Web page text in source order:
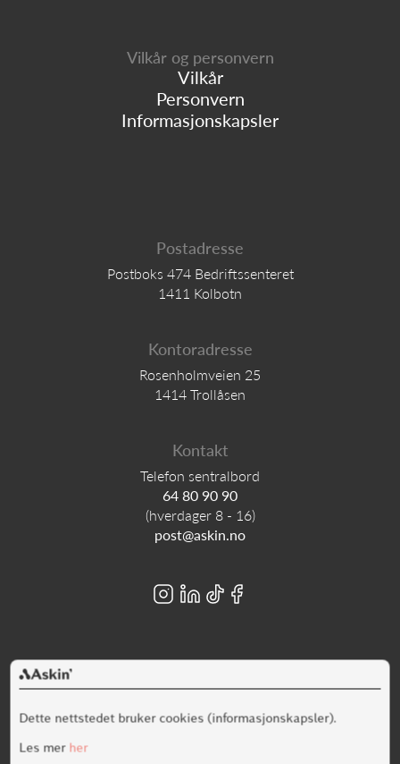
Vilkår og personvern
Vilkår
Personvern
Informasjonskapsler
Postadresse
Postboks 474 Bedriftssenteret
1411 Kolbotn
Kontoradresse
Rosenholmveien 25
1414 Trollåsen
Kontakt
Telefon sentralbord
64 80 90 90
(hverdager 8 - 16)
post@askin.no
Alt innhold er opphavsrettslig beskyttet © Askin